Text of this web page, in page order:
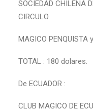
SOCIEDAD CHILENA
CIRCULO
MAGICO PENQUISTA
TOTAL : 180 dolares.
De ECUADOR :
CLUB MAGICO DE